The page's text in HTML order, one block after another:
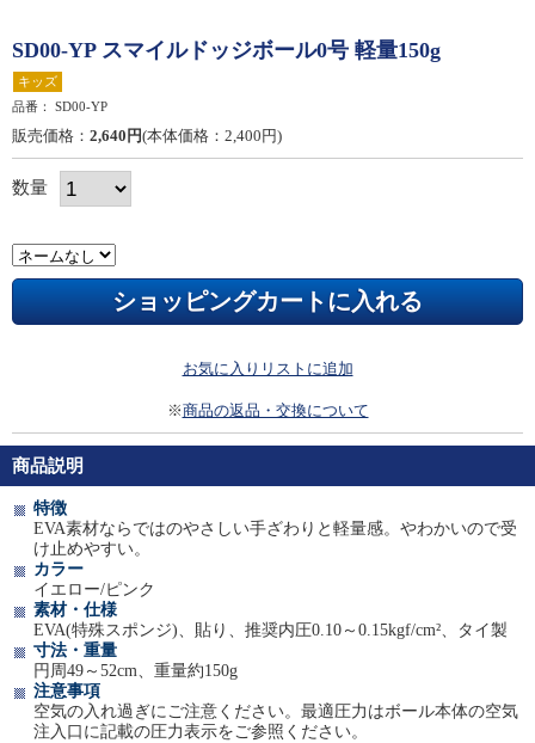
SD00-YP スマイルドッジボール0号 軽量150g
キッズ
品番：
SD00-YP
販売価格： 2,640円(本体価格：2,400円)
数量
お気に入りリストに追加
※商品の返品・交換について
商品説明
特徴
EVA素材ならではのやさしい手ざわりと軽量感。やわかいので受
け止めやすい。
カラー
イエロー/ピンク
素材・仕様
EVA(特殊スポンジ)、貼り、推奨内圧0.10～0.15kgf/cm²、タイ製
寸法・重量
円周49～52cm、重量約150g
注意事項
空気の入れ過ぎにご注意ください。最適圧力はボール本体の空気
注入口に記載の圧力表示をご参照ください。